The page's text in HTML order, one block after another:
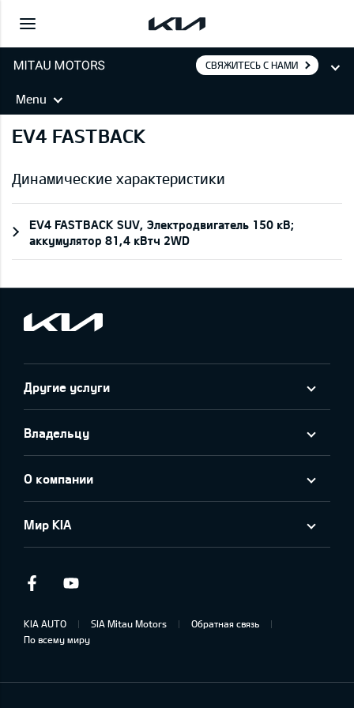
СВЯЖИТЕСЬ С НАМИ
Menu
EV4 FASTBACK
Динамические характеристики
EV4 FASTBACK SUV, Электродвигатель 150 кВ;
aккумулятор 81,4 кВтч 2WD
Другие услуги
Владельцу
О компании
Мир KIA
Facebook
KIA AUTO SIA Mitau Motors
Обратная связь
По всему миру